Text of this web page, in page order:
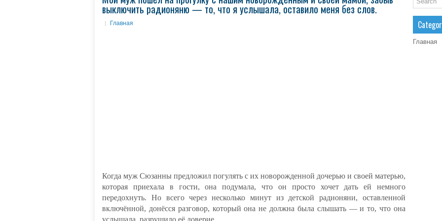
выключить радионяню — то, что я услышала, оставило меня без слов.
Главная
Когда муж Сюзанны предложил погулять с их новорожденной дочерью и своей матерью,
которая приехала в гости, она подумала, что он просто хочет дать ей немного
передохнуть. Но всего через несколько минут из детской радионяни, оставленной
включённой, донёсся разговор, который она не должна была слышать — и то, что она
услышала, разрушило её доверие.
Главная